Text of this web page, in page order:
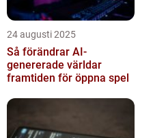
24 augusti 2025
Så förändrar AI-
genererade världar
framtiden för öppna spel